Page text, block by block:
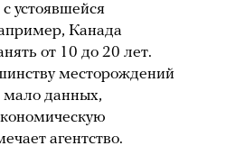
устоявшейся
Канада
от 10 до 20 лет.
месторождений
мало данных,
агентство.